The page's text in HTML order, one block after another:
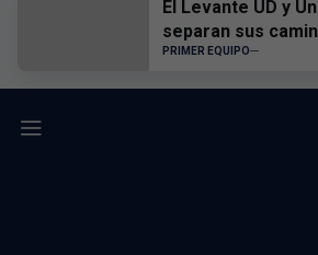
El Levante UD y
separan sus
PRIMER EQUIPO